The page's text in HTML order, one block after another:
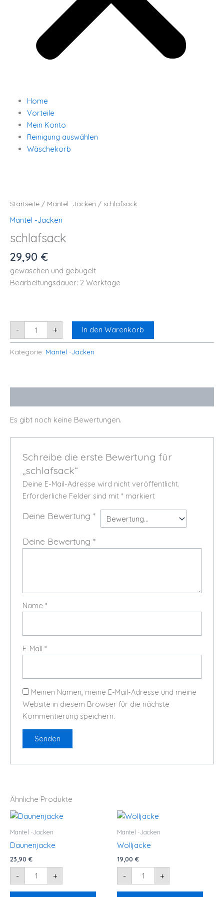
Home
Vorteile
Mein Konto
Reinigung auswählen
Wäschekorb
Startseite / Mantel -Jacken / schlafsack
Mantel -Jacken
schlafsack
29,90 €
gewaschen und gebügelt
Bearbeitungsdauer: 2 Werktage
- + In den Warenkorb
Kategorie: Mantel -Jacken
Es gibt noch keine Bewertungen.
Schreibe die erste Bewertung für
„schlafsack“
Deine E-Mail-Adresse wird nicht veröffentlicht.
Erforderliche Felder sind mit* markiert
Deine Bewertung*
Deine Bewertung*
Name*
E-Mail*
Meinen Namen, meine E-Mail-Adresse und meine
Website in diesem Browser für die nächste
Kommentierung speichern.
Ähnliche Produkte
Mantel -Jacken
Daunenjacke
23,90 €
-
Daunenjacke
Menge
+
Mantel -Jacken
Wolljacke
19,00 €
-
Wolljacke
Menge
+